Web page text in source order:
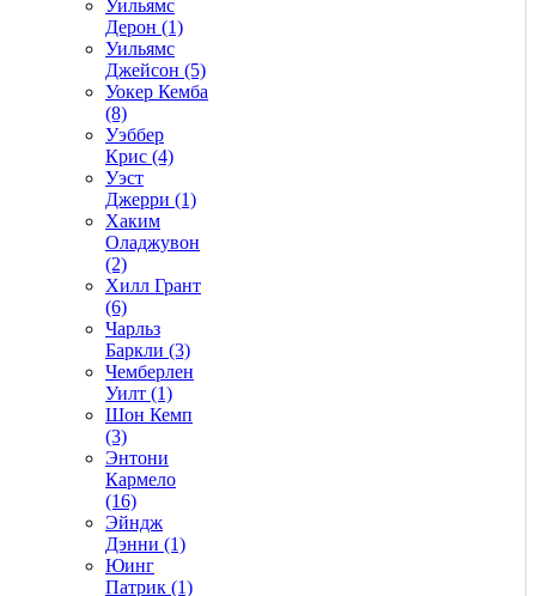
Уильямс
Дерон (1)
Уильямс
Джейсон (5)
Уокер Кемба
(8)
Уэббер
Крис (4)
Уэст
Джерри (1)
Хаким
Оладжувон
(2)
Хилл Грант
(6)
Чарльз
Баркли (3)
Чемберлен
Уилт (1)
Шон Кемп
(3)
Энтони
Кармело
(16)
Эйндж
Дэнни (1)
Юинг
Патрик (1)